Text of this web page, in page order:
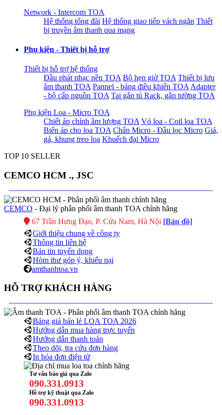
Network - Intercom TOA
Hệ thống tổng đài Hệ thống giao tiếp vách ngăn Thiết
bị truyền âm thanh qua mạng
Phụ kiện - Thiết bị hỗ trợ
Thiết bị hỗ trợ hệ thống
Đầu phát nhạc nền TOA Bộ hẹn giờ TOA Thiết bị lưu
âm thanh TOA Pannel - bảng điều khiển TOA Adapter
- bộ cấp nguồn TOA Tai gắn tủ Rack, gắn tường TOA
Phụ kiện Loa - Micro TOA
Chiết áp chỉnh âm lượng TOA Vỏ loa - Coil loa TOA
Biến áp cho loa TOA Chân Micro - Đầu lọc Micro Giá,
gá, khung treo loa Khuếch đại Micro
TOP 10 SELLER
CEMCO HCM ., JSC
CEMCO - Đại lý phân phối âm thanh TOA chính hãng
67 Trần Hưng Đạo, P. Cửa Nam, Hà Nội [Bản đồ]
Giới thiệu chung về công ty
Thông tin liên hệ
Bản tin tuyển dụng
Hòm thư góp ý, khiếu nại
amthanhtoa.vn
HỖ TRỢ KHÁCH HÀNG
Bảng giá bán lẻ LOA TOA 2026
Hướng dẫn mua hàng trực tuyến
Hướng dẫn thanh toán
Theo dõi, tra cứu đơn hàng
In hóa đơn điện tử
Tư vấn báo giá qua Zalo
090.331.0913
Hỗ trợ kỹ thuật qua Zalo
090.331.0913